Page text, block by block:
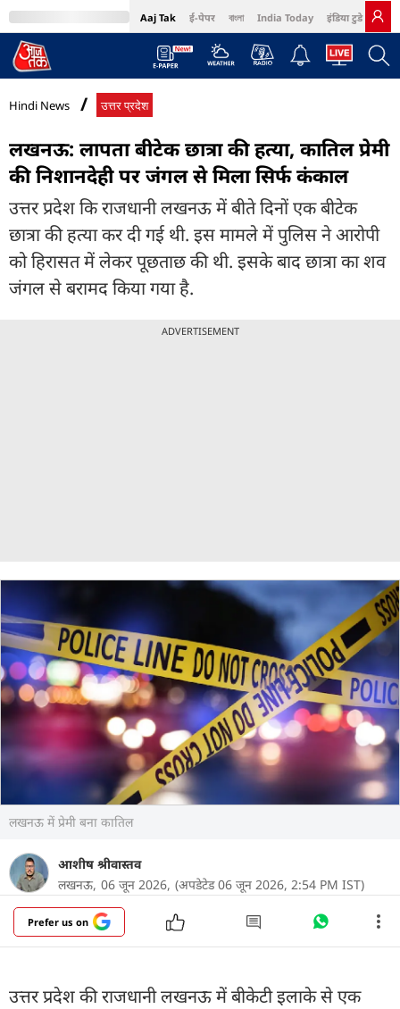
Aaj Tak ई-पेपर বাংলা India Today इंडिया टुडे हिंदी
MumbaiTak Cosmopolitan Harper's Bazaar Northeast
Hindi News उत्तर प्रदेश
लखनऊ: लापता बीटेक छात्रा की हत्या, कातिल प्रेमी
की निशानदेही पर जंगल से मिला सिर्फ कंकाल
उत्तर प्रदेश कि राजधानी लखनऊ में बीते दिनों एक बीटेक
छात्रा की हत्या कर दी गई थी. इस मामले में पुलिस ने आरोपी
को हिरासत में लेकर पूछताछ की थी. इसके बाद छात्रा का शव
जंगल से बरामद किया गया है.
ADVERTISEMENT
लखनऊ में प्रेमी बना कातिल
आशीष श्रीवास्तव
लखनऊ, 06 जून 2026, (अपडेटेड 06 जून 2026, 2:54 PM IST)
Prefer us on
उत्तर प्रदेश की राजधानी लखनऊ में बीकेटी इलाके से एक